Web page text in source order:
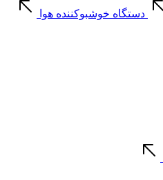
دستگاه خوشبوکننده هوا